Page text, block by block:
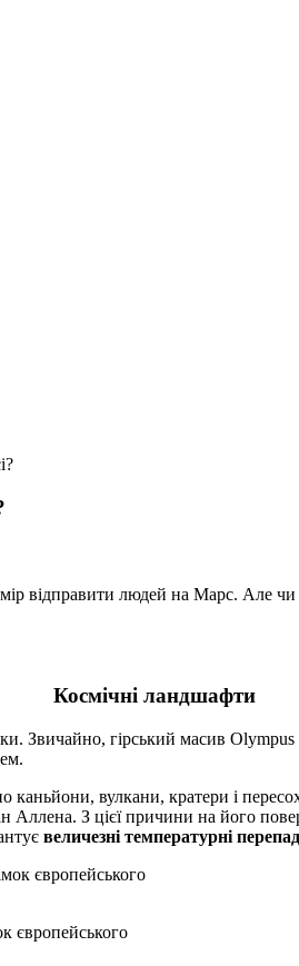
відправити людей на Марс. Але
Космічні ландшафти
Звичайно, гірський масив
вулкани, кратери і
Аллена. З цієї причини на його
величезні температурні
європейського